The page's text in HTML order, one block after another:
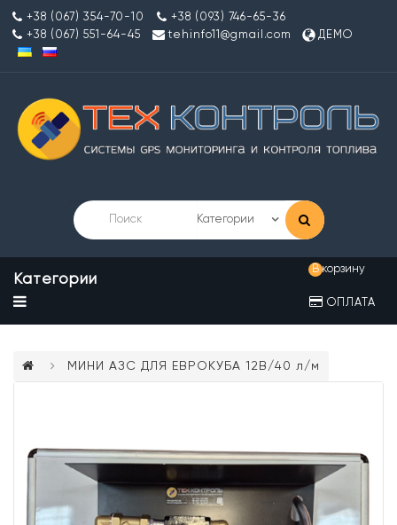
+38 (067) 354-70-10
+38 (093) 746-65-36
+38 (067) 551-64-45
tehinfo11@gmail.com ДЕМО
Категории
ОПЛАТА
В корзину
МИНИ АЗС ДЛЯ ЕВРОКУБА 12В/40 л/м